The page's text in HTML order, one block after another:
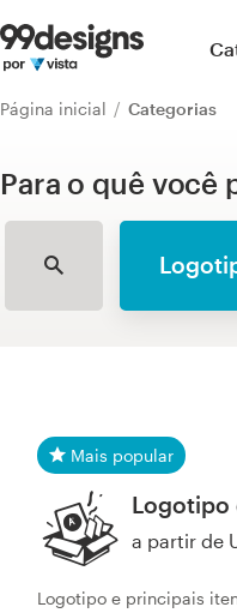
Página inicial Categorias
Para o quê você
Mais popular
Logotipo
a partir de
Logotipo e principais